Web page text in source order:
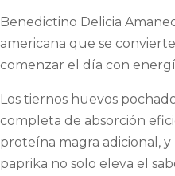
Benedictino Delicia
americana que se
comenzar el día con
Los tiernos huevos
completa de absorción
proteína magra adicional, y
paprika no solo eleva el